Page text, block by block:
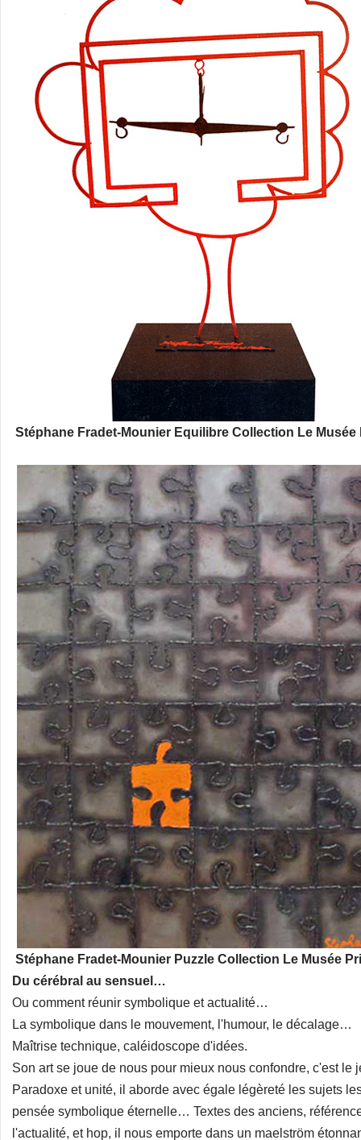
Stéphane Fradet-Mounier Equilibre Collection Le Musée
Stéphane Fradet-Mounier Puzzle Collection Le Musée
Du cérébral au sensuel…
Ou comment réunir symbolique et actualité…
La symbolique dans le mouvement, l'humour, le décalage…
Maîtrise technique, caléidoscope d'idées.
Son art se joue de nous pour mieux nous confondre, c'est le
Paradoxe et unité, il aborde avec égale légèreté les sujets
pensée symbolique éternelle… Textes des anciens,
l'actualité, et hop, il nous emporte dans un maelström